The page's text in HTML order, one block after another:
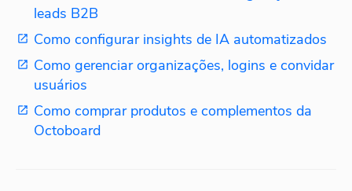
leads B2B
Como configurar insights de IA automatizados
Como gerenciar organizações, logins e convidar
usuários
Como comprar produtos e complementos da
Octoboard